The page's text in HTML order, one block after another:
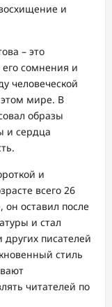
и
– это
сомнения и
человеческой
мире. В
образы
и сердца
и
всего 26
он оставил после
и стал
писателей
стиль
читателей по